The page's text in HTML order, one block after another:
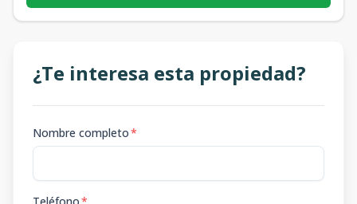
¿Te interesa esta propiedad?
Nombre completo*